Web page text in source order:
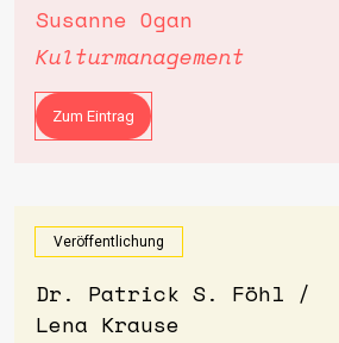
Susanne Ogan
Kulturmanagement
Zum Eintrag
Veröffentlichung
Dr. Patrick S. Föhl /
Lena Krause